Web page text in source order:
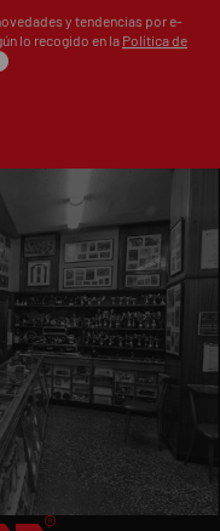
y tendencias por e-
lo recogido en la Política de